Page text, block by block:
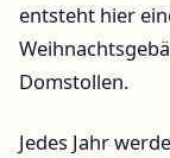
entsteht hier
Domstollen.
Jedes Jahr